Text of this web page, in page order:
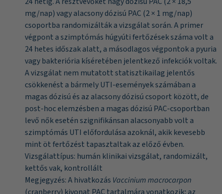
mg/nap) vagy alacsony dózisú PAC (2 × 1 mg/nap)
csoportba randomizálták a vizsgálat során. A primer
végpont a szimptómás húgyúti fertőzések száma volt a
24 hetes időszak alatt, a másodlagos végpontok a pyuria
vagy bakteriória kíséretében jelentkező infekciók voltak.
A vizsgálat nem mutatott statisztikailag jelentős
csökkenést a bármely UTI-események számában a
magas dózisú és az alacsony dózisú csoport között, de
post-hoc elemzésben a magas dózisú PAC-csoportban
levő nők esetén szignifikánsan alacsonyabb volt a
szimptómás UTI előfordulása azoknál, akik kevesebb
mint öt fertőzést tapasztaltak az előző évben.
Vizsgálattípus: humán klinikai vizsgálat, randomizált,
kettős vak, kontrollált
Megjegyzés: A hivatkozás Vaccinium macrocarpon